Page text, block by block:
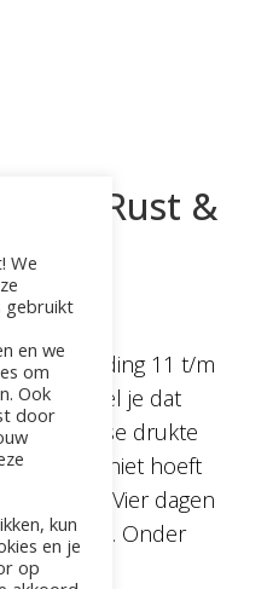
Rust &
& Verbinding 11 t/m
Voel je dat
dagelijkse drukte
waarin je niet hoeft
Vier dagen
gezorgd. Onder
We
gebruikt
en we
om
Ook
door
kun
en je
op